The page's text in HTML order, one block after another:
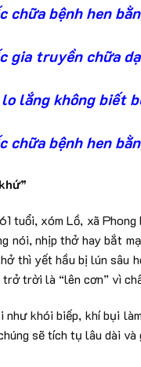
chữa bệnh hen
gia truyền chữa
lắng không biết
chữa bệnh hen
tuổi, xóm Lồ, xã
nói, nhịp thở hay bắt
thì yết hầu bị lún sâu
trời là “lên cơn” vì
khói biếp, khí bụi
sẽ tích tụ lâu dài và